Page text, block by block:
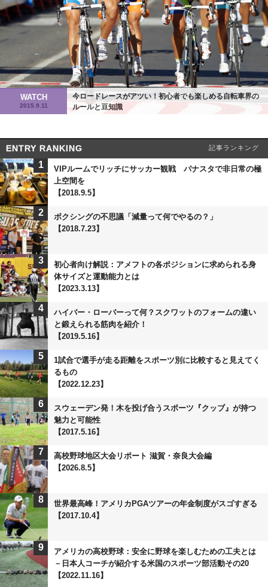
WATCH
2015.9.11
今ロードレースがアツい！初心者でも楽しめる自転車界の
ルールと豆知識
ENTRY RANKING 記事ランキング
1
VIPルームでリッチにサッカー観戦 パナスタで非日常の極
上空間を
【2018.9.5】
2
ボクシングの不思議「減量って何でやるの？」
【2018.7.23】
3
初心者向け解説：アメフトの各ポジションに求められる身
体サイズと運動能力とは
【2023.3.13】
4
ハイバー・ローバーって何？スクワットのフォームの違い
と鍛えられる筋肉を紹介！
【2019.5.16】
5
1試合で選手が走る距離をスポーツ別に比較すると見えてく
るもの
【2022.12.23】
6
スウェーデン発！木を投げ合うスポーツ『クッブ』が持つ
魅力と可能性
【2017.5.16】
7
高校野球地区大会リポート 滋賀・奈良大会編
【2026.8.5】
8
世界最高峰！アメリカPGAツアーの年金制度がスゴすぎる
【2017.10.4】
9
アメリカの高校野球：安全に野球を楽しむための工夫とは
－日本人コーチが紹介する米国のスポーツ部活動その20
【2022.11.16】